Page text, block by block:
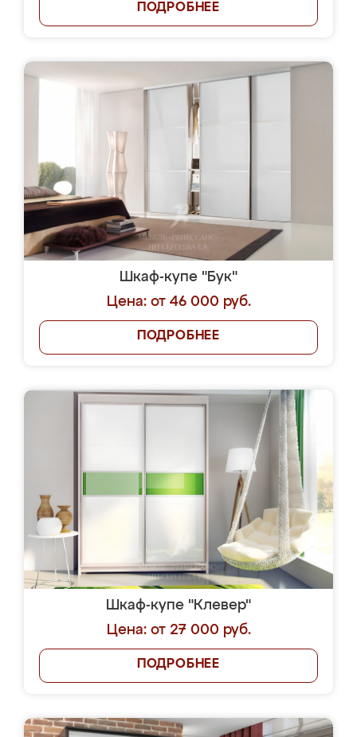
ПОДРОБНЕЕ
Шкаф-купе "Бук"
Цена: от 46 000 руб.
ПОДРОБНЕЕ
Шкаф-купе "Клевер"
Цена: от 27 000 руб.
ПОДРОБНЕЕ